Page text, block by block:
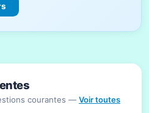
courantes — Voir toutes